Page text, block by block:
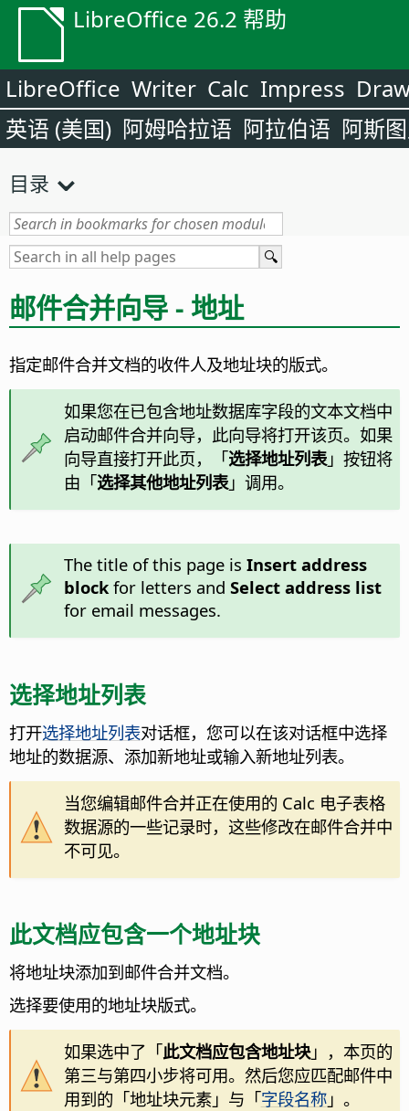
LibreOffice 26.2 帮助
LibreOffice Writer Calc Impress
英语 (美国) 阿姆哈拉语 阿拉伯语 阿斯
目录
邮件合并向导 - 地址
指定邮件合并文档的收件人及地址块的版式。
如果您在已包含地址数据库字段的文本文档中
启动邮件合并向导，此向导将打开该页。如果
向导直接打开此页，「选择地址列表」按钮将
由「选择其他地址列表」调用。
The title of this page is Insert address
blockfor letters and Select address list
for email messages.
选择地址列表
打开选择地址列表对话框，您可以在该对话框中选择
地址的数据源、添加新地址或输入新地址列表。
当您编辑邮件合并正在使用的 Calc 电子表格
数据源的一些记录时，这些修改在邮件合并中
不可见。
此文档应包含一个地址块
将地址块添加到邮件合并文档。
选择要使用的地址块版式。
如果选中了「此文档应包含地址块」，本页的
第三与第四小步将可用。然后您应匹配邮件中
用到的「地址块元素」与「字段名称」。